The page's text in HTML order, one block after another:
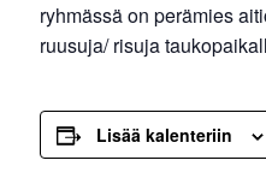
ryhmässä on perämies
ruusuja/ risuja
Lisää kalenteriin